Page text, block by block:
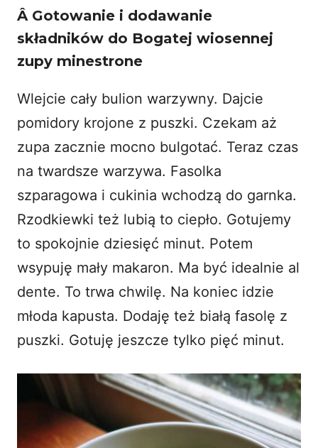
Â Gotowanie i dodawanie
składników do Bogatej wiosennej
zupy minestrone
Wlejcie cały bulion warzywny. Dajcie
pomidory krojone z puszki. Czekam aż
zupa zacznie mocno bulgotać. Teraz czas
na twardsze warzywa. Fasolka
szparagowa i cukinia wchodzą do garnka.
Rzodkiewki też lubią to ciepło. Gotujemy
to spokojnie dziesięć minut. Potem
wsypuję mały makaron. Ma być idealnie al
dente. To trwa chwilę. Na koniec idzie
młoda kapusta. Dodaję też białą fasolę z
puszki. Gotuję jeszcze tylko pięć minut.